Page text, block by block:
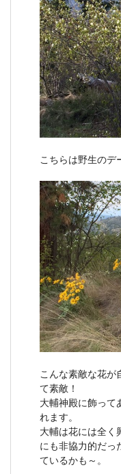
こちらは野生のデ
こんな素敵な花が
て素敵！
大輔神殿に飾って
れます。
大輔は花には全く
にも非協力的だっ
ているかも～。